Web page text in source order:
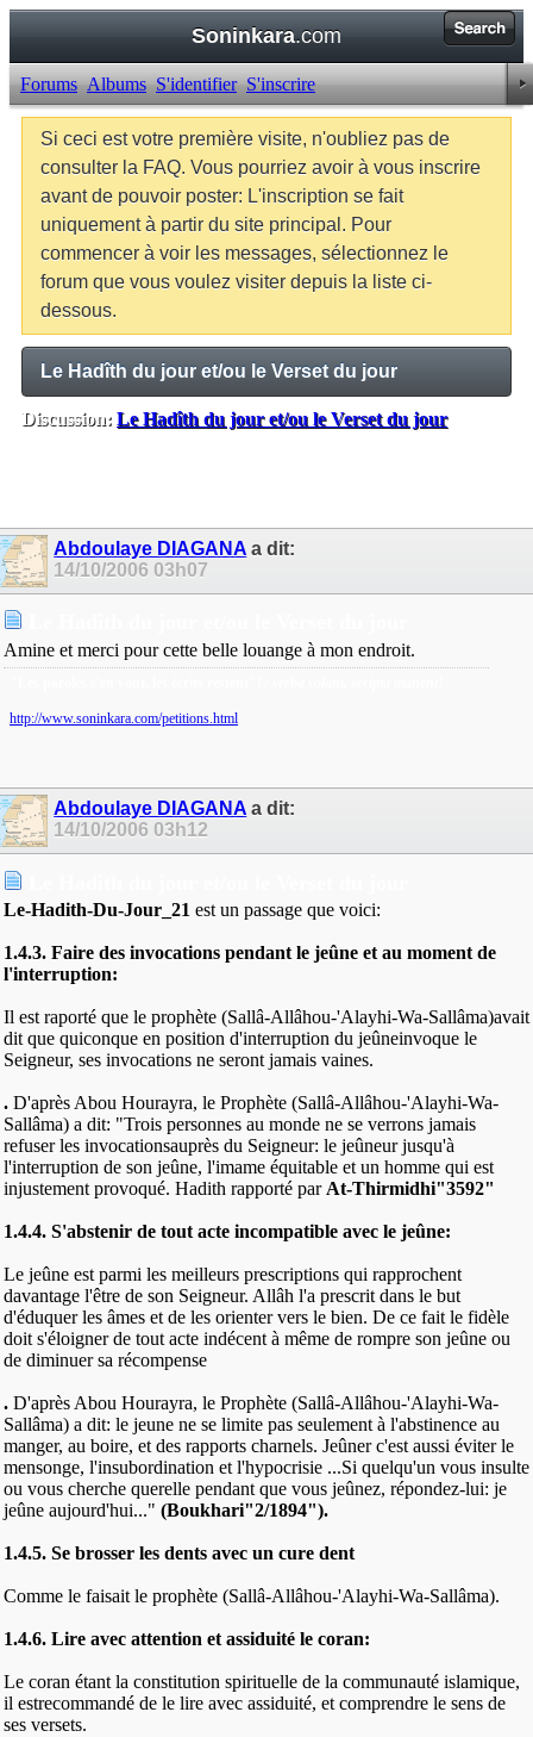
Soninkara.com
Forums Albums S'identifier S'inscrire
Si ceci est votre première visite, n'oubliez pas de
consulter la FAQ. Vous pourriez avoir à vous inscrire
avant de pouvoir poster: L'inscription se fait
uniquement à partir du site principal. Pour
commencer à voir les messages, sélectionnez le
forum que vous voulez visiter depuis la liste ci-
dessous.
Le Hadîth du jour et/ou le Verset du jour
Discussion: Le Hadîth du jour et/ou le Verset du jour
Abdoulaye DIAGANA a dit:
14/10/2006 03h07
Amine et merci pour cette belle louange à mon endroit.
http://www.soninkara.com/petitions.html
Abdoulaye DIAGANA a dit:
14/10/2006 03h12
Le-Hadith-Du-Jour_21 est un passage que voici:
1.4.3. Faire des invocations pendant le jeûne et au moment de
l'interruption:
Il est raporté que le prophète (Sallâ-Allâhou-'Alayhi-Wa-Sallâma)avait
dit que quiconque en position d'interruption du jeûneinvoque le
Seigneur, ses invocations ne seront jamais vaines.
. D'après Abou Hourayra, le Prophète (Sallâ-Allâhou-'Alayhi-Wa-
Sallâma) a dit: "Trois personnes au monde ne se verrons jamais
refuser les invocationsauprès du Seigneur: le jeûneur jusqu'à
l'interruption de son jeûne, l'imame équitable et un homme qui est
injustement provoqué. Hadith rapporté par At-Thirmidhi"3592"
1.4.4. S'abstenir de tout acte incompatible avec le jeûne:
Le jeûne est parmi les meilleurs prescriptions qui rapprochent
davantage l'être de son Seigneur. Allâh l'a prescrit dans le but
d'éduquer les âmes et de les orienter vers le bien. De ce fait le fidèle
doit s'éloigner de tout acte indécent à même de rompre son jeûne ou
de diminuer sa récompense
. D'après Abou Hourayra, le Prophète (Sallâ-Allâhou-'Alayhi-Wa-
Sallâma) a dit: le jeune ne se limite pas seulement à l'abstinence au
manger, au boire, et des rapports charnels. Jeûner c'est aussi éviter le
mensonge, l'insubordination et l'hypocrisie ...Si quelqu'un vous insulte
ou vous cherche querelle pendant que vous jeûnez, répondez-lui: je
jeûne aujourd'hui..." (Boukhari"2/1894").
1.4.5. Se brosser les dents avec un cure dent
Comme le faisait le prophète (Sallâ-Allâhou-'Alayhi-Wa-Sallâma).
1.4.6. Lire avec attention et assiduité le coran:
Le coran étant la constitution spirituelle de la communauté islamique,
il estrecommandé de le lire avec assiduité, et comprendre le sens de
ses versets.